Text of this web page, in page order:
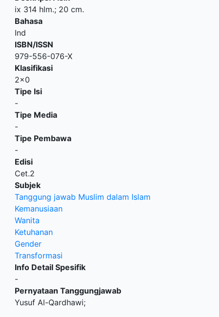
ix 314 hlm.; 20 cm.
Bahasa
Ind
ISBN/ISSN
979-556-076-X
Klasifikasi
2x0
Tipe Isi
-
Tipe Media
-
Tipe Pembawa
-
Edisi
Cet.2
Subjek
Tanggung jawab Muslim dalam Islam
Kemanusiaan
Wanita
Ketuhanan
Gender
Transformasi
Info Detail Spesifik
-
Pernyataan Tanggungjawab
Yusuf Al-Qardhawi;